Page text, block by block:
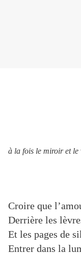
à la fois le miroir et le
Croire que
Derrière les
Et les pages de
Entrer dans la